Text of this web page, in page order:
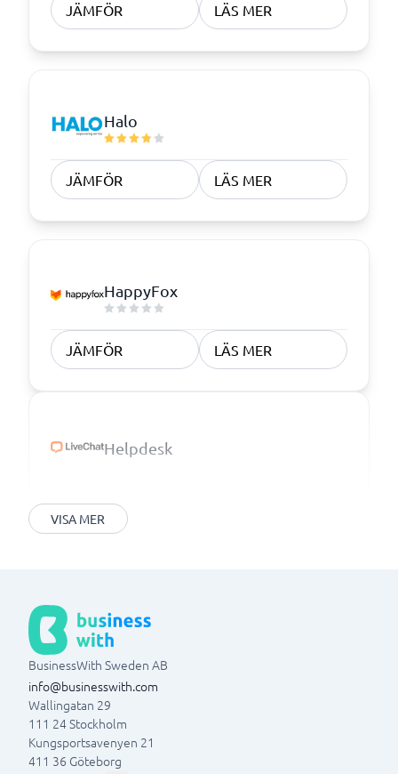
JÄMFÖR LÄS MER
Halo
JÄMFÖR LÄS MER
HappyFox
JÄMFÖR LÄS MER
Helpdesk
VISA MER
BusinessWith Sweden AB
info@businesswith.com
Wallingatan 29
111 24Stockholm
Kungsportsavenyen 21
411 36 Göteborg